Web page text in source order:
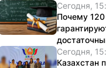
Сегодня,
Почему 120
Сегодня,
Казахстан